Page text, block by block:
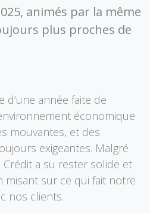
animés par la même
plus proches de
année faite de
économique
mouvantes, et des
exigeantes. Malgré
a su rester solide et
misant sur ce qui fait notre
nos clients.